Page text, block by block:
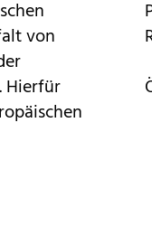
von
Hierfür